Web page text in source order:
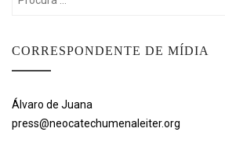
CORRESPONDENTE DE MÍDIA
Álvaro de Juana
press@neocatechumenaleiter.org